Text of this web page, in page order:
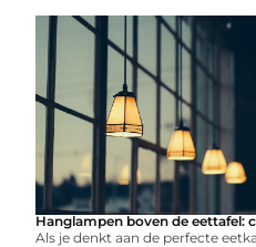
Hanglampen boven de eettafel:
Als je denkt aan de perfecte